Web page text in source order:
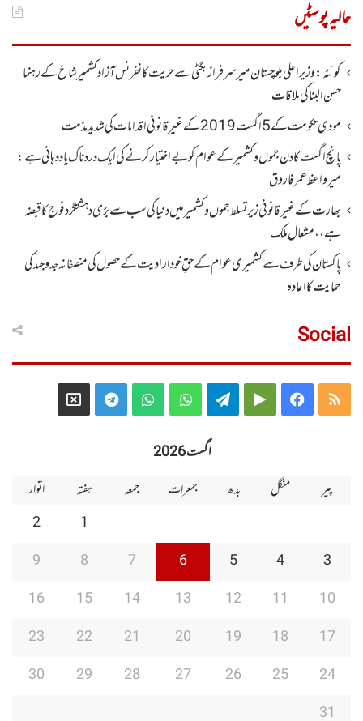
حالیہ پوسٹیں
کوئٹہ : وزیر اعلی بلوچستان میر سرفراز بگٹی سے حریت کانفرنس آزاد کشمیر شاخ کے رہنما
حسن البنا کی ملاقات
مودی حکومت کے 5اگست2019کے غیر قانونی اقدامات کی شدید مذمت
پانچ اگست کادن جموں و کشمیر کے عوام کو بے اختیار کرنے کی ایک دردناک یاد دہانی ہے:
میرواعظ عمر فاروق
بھارت کے غیر قانونی زیر تسلط جموں و کشمیر میں دنیا کی سب سے بڑی دہشتگرد فوج کا قبضہ
ہے،، مشعال ملک
پاکستان کی طرف سے کشمیری عوام کے حقِ خودارادیت کے حصول کی منصفانہ جدوجہد کی
حمایت کا اعادہ
Social
RSS
Facebook
Google
Telegram
WhatsApp
WhatsApp
Telegram
X
اگست 2026
پیر
منگل بدھ جمعرات جمعہ ہفتہ
اتوار
1
2
3
4
5
6
7
8
9
10
11
12
13
14
15
16
17
18
19
20
21
22
23
24
25
26
27
28
29
30
31